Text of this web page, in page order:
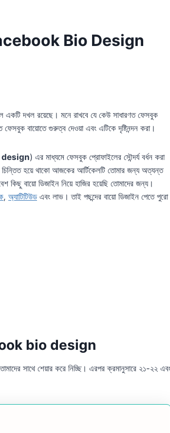
Bio Design
একটি দখল রয়েছে। মনে রাখবে যে কেউ সাধারণত ফেসবুক
বায়োতে গুরুত্ব দেওয়া এবং এটিকে দৃষ্টিনন্দন করা।
design) এর মাধ্যমে ফেসবুক প্রোফাইলের সৌন্দর্য বর্ধন করা
চিন্তিত হয়ে থাকো আজকের আর্টিকেলটি তোমার জন্য অত্যন্ত
বায়ো ডিজাইন নিয়ে হাজির হয়েছি তোমাদের জন্য।
, অ্যাটিটিউড এবং লাভ। তাই পছন্দের বায়ো ডিজাইন পেতে পুরো
bio design
সাথে শেয়ার করে নিচ্ছি। এরপর ক্রমানুসারে ২১-২২